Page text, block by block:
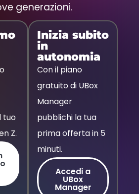
generazioni.
tuo
Z.
Inizia subito
in
autonomia
Con il piano
gratuito di UBox
Manager
pubblichi la tua
prima offerta in 5
minuti.
Accedi a
UBox
Manager